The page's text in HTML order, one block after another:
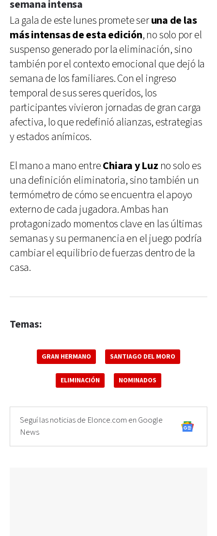
semana intensa
La gala de este lunes promete seruna de las
más intensas de esta edición, no solo por el
suspenso generado por la eliminación, sino
también por el contexto emocional que dejó la
semana de los familiares. Con el ingreso
temporal de sus seres queridos, los
participantes vivieron jornadas de gran carga
afectiva, lo que redefinió alianzas, estrategias
y estados anímicos.
El mano a mano entreChiara y Luz no solo es
una definición eliminatoria, sino también un
termómetro de cómo se encuentra el apoyo
externo de cada jugadora. Ambas han
protagonizado momentos clave en las últimas
semanas y su permanencia en el juego podría
cambiar el equilibrio de fuerzas dentro de la
casa.
Temas:
GRAN HERMANO SANTIAGO DEL MORO
ELIMINACIÓN NOMINADOS
Seguí las noticias de Elonce.com en Google
News